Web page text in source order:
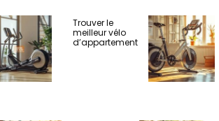
Trouver le
meilleur vélo
d’appartement